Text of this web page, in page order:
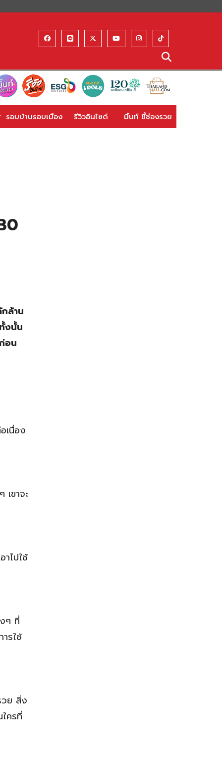
รอบบ้านรอบเมือง รีวิวอินไซด์ มิ้นท์ ชี้ช่องรวย
ล้าน
งนั้น
อน
เนื่อง
เขาจะ
าไปใช้
ๆ ที่
รใช้
วย สิ่ง
ครที่